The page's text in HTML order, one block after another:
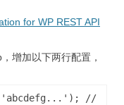
for WP REST API
增加以下两行配置，
'abcdefg...'); //